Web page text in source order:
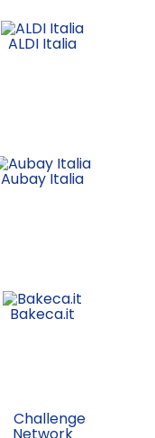
ALDI Italia
Aubay Italia
Bakeca.it